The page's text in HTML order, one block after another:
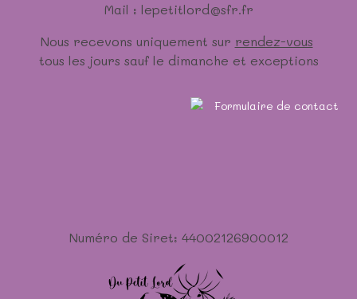
Mail : lepetitlord@sfr.fr
Nous recevons uniquement sur rendez-vous
tous les jours sauf le dimanche et exceptions
Numéro de Siret: 44002126900012